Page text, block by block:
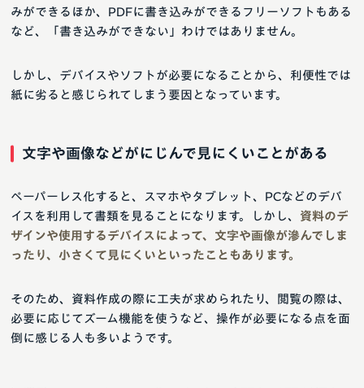
みができるほか、PDFに書き込みができるフリーソフトもある
など、「書き込みができない」わけではありません。
しかし、デバイスやソフトが必要になることから、利便性では
紙に劣ると感じられてしまう要因となっています。
文字や画像などがにじんで見にくいことがある
ペーパーレス化すると、スマホやタブレット、PCなどのデバ
イスを利用して書類を見ることになります。しかし、 資料のデ
ザインや使用するデバイスによって、文字や画像が滲んでしま
ったり、小さくて見にくいといったこともあります。
そのため、資料作成の際に工夫が求められたり、閲覧の際は、
必要に応じてズーム機能を使うなど、操作が必要になる点を面
倒に感じる人も多いようです。